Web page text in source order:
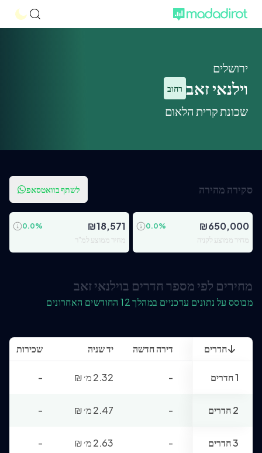
ירושלים
וילנאי זאב רחוב
שכונת קרית הלאום
סקירה מהירה לשתף בוואטסאפ
₪650,000
0.0%
מחיר ממוצע לקניה
₪18,571
0.0%
מחיר ממוצע למ"ר
מחירים לפי מספר חדרים בוילנאי זאב
מבוסס על נתונים עדכניים במהלך 12 החודשים האחרונים
חדרים דירה חדשה יד שניה שכירות
1 חדרים - 2.32 מ׳ ₪
-
2 חדרים - 2.47 מ׳ ₪
-
3 חדרים - 2.63 מ׳ ₪
-